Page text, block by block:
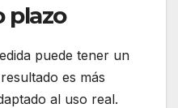
plazo
puede tener un
es más
al uso real.